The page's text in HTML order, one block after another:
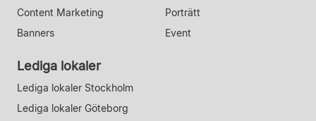
Content Marketing
Banners
Porträtt
Event
Lediga lokaler
Lediga lokaler Stockholm
Lediga lokaler Göteborg